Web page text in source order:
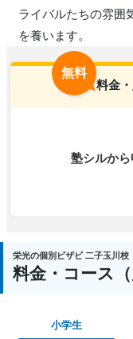
ライバルたちの雰囲
を養います。
無料
料金
塾シルから
栄光の個別ビザビ 二子玉川校
料金・コース（
小学生